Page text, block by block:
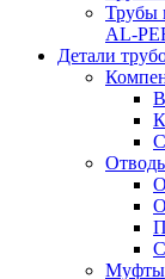
Трубы
AL-
Детали
Муфты